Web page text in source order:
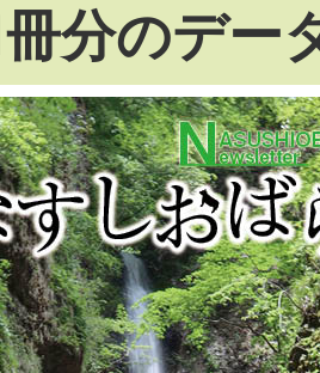
分のデー